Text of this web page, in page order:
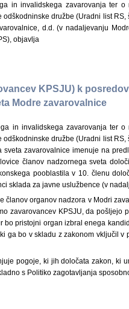
in invalidskega zavarovanja ter o
družbe (Uradni list RS,
d.d. (v nadaljevanju
objavlja
KPSJU) k
Modre zavarovalnice
in invalidskega zavarovanja ter o
družbe (Uradni list RS,
zavarovalnice imenuje na
članov nadzornega sveta
pooblastila v 10. členu
sklada za javne uslužbence (v
članov organov nadzora v Modri
zavarovancev KPSJU, da pošljejo
bo pristojni organ izbral enega
ga bo v skladu z zakonom vključil v
pogoje, ki jih določata zakon, ki
s Politiko zagotavljanja